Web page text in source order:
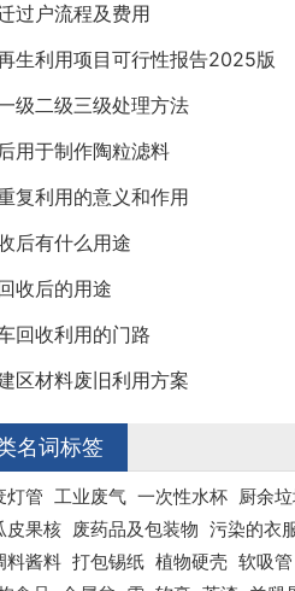
过户流程及费用
生利用项目可行性报告2025版
级二级三级处理方法
用于制作陶粒滤料
复利用的意义和作用
后有什么用途
收后的用途
回收利用的门路
区材料废旧利用方案
名词标签
灯管 工业废气 一次性水杯 厨余
皮果核 废药品及包装物 污染的衣
料酱料 打包锡纸 植物硬壳 软吸管